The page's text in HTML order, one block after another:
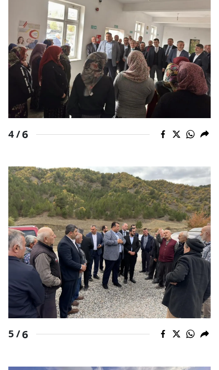
Yozgat
Zonguldak
Aksaray
Bayburt
Karaman
Kırıkkale
Batman
Bartın
Ardahan
Iğdır
Yalova
Karabük
Kilis
Osmaniye
Düzce
4 /6
5 /6